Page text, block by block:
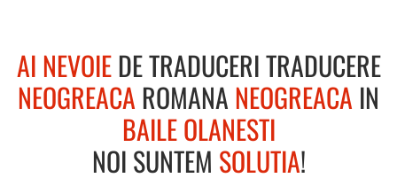
AI NEVOIEDE TRADUCERI TRADUCERE
NEOGREACA ROMANA NEOGREACA IN
BAILE OLANESTI
NOI SUNTEM SOLUTIA!